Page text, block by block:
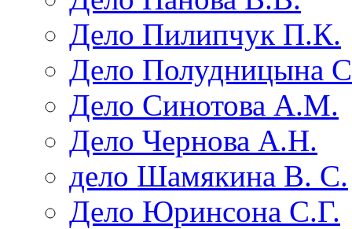
Дело Пилипчук П.К.
Дело Полудницына
Дело Синотова А.М.
Дело Чернова А.Н.
дело Шамякина В. С.
Дело Юринсона С.Г.